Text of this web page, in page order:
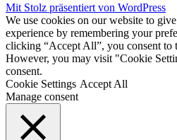
Mit Stolz präsentiert von WordPress
We use cookies on our website to
experience by remembering your
clicking “Accept All”, you consent to
However, you may visit "Cookie
consent.
Cookie Settings Accept All
Manage consent